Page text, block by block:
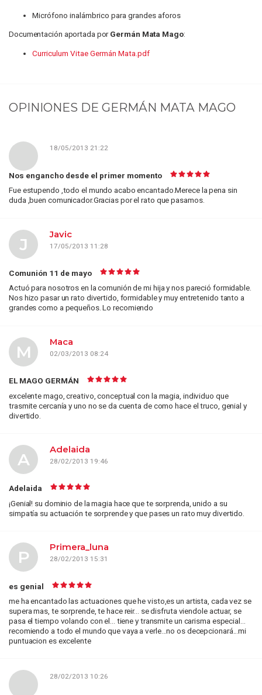
Micrófono inalámbrico para grandes aforos
Documentación aportada porGermán Mata Mago:
Curriculum Vitae Germán Mata.pdf
OPINIONES DE GERMÁN MATA MAGO
18/05/2013 21:22
Nos engancho desde el primer momento
Fue estupendo ,todo el mundo acabo encantado.Merece la pena sin
duda ,buen comunicador.Gracias por el rato que pasamos.
Javic
17/05/2013 11:28
J
Comunión 11 de mayo
Actuó para nosotros en la comunión de mi hija y nos pareció formidable.
Nos hizo pasar un rato divertido, formidable y muy entretenido tanto a
grandes como a pequeños. Lo recomiendo
Maca
02/03/2013 08:24
M
EL MAGO GERMÁN
excelente mago, creativo, conceptual con la magia, individuo que
trasmite cercanía y uno no se da cuenta de como hace el truco, genial y
divertido.
Adelaida
28/02/2013 19:46
A
Adelaida
¡Genial! su dominio de la magia hace que te sorprenda, unido a su
simpatía su actuación te sorprende y que pases un rato muy divertido.
Primera_luna
28/02/2013 15:31
P
es genial
me ha encantado las actuaciones que he visto,es un artista, cada vez se
supera mas, te sorprende, te hace reir... se disfruta viendole actuar, se
pasa el tiempo volando con el... tiene y transmite un carisma especial...
recomiendo a todo el mundo que vaya a verle...no os decepcionará...mi
puntuacion es excelente
28/02/2013 10:26